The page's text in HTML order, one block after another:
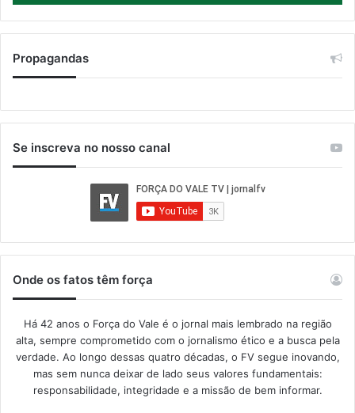
Propagandas
Se inscreva no nosso canal
Onde os fatos têm força
Há 42 anos o Força do Vale é o jornal mais lembrado na região
alta, sempre comprometido com o jornalismo ético e a busca pela
verdade. Ao longo dessas quatro décadas, o FV segue inovando,
mas sem nunca deixar de lado seus valores fundamentais:
responsabilidade, integridade e a missão de bem informar.​